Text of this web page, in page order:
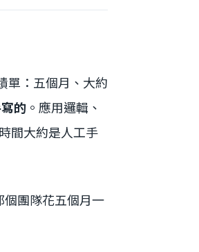
單：五個月、大約
的 。應用邏輯、
間大約是人工手
團隊花五個月一